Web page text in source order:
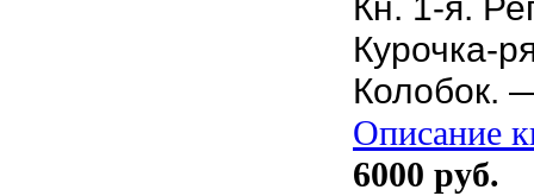
Курочка-
Колобок.
Описание
6000 руб.